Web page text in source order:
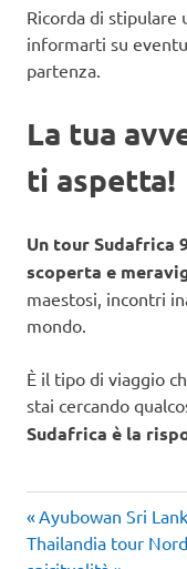
Ricorda di stipulare
informarti su
partenza.
La tua
ti aspetta!
Un tour
scoperta e
maestosi, incontri
mondo.
È il tipo di viaggio
stai cercando
Sudafrica è la
Articolo
precedente:
Ayubowan Sri
Articolo
Thailandia tour